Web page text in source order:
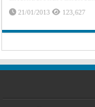
21/01/2013 123,627